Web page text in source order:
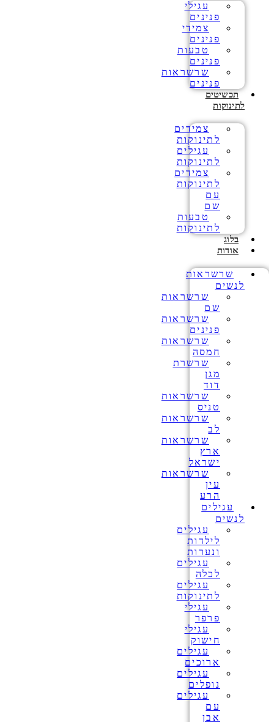
עגילי
פנינים
צמידי
פנינים
טבעות
פנינים
שרשראות
פנינים
תכשיטים
לתינוקות
צמידים
לתינוקות
עגילים
לתינוקות
צמידים
לתינוקות
עם
שם
טבעות
לתינוקות
בלוג
אודות
שרשראות
לנשים
שרשראות
שם
שרשראות
פנינים
שרשראות
חמסה
שרשרת
מגן
דוד
שרשראות
טניס
שרשראות
לב
שרשראות
ארץ
ישראל
שרשראות
עין
הרע
עגילים
לנשים
עגילים
לילדות
ונערות
עגילים
לכלה
עגילים
לתינוקות
עגילי
פרפר
עגילי
חישוק
עגילים
ארוכים
עגילים
נופלים
עגילים
עם
אבן